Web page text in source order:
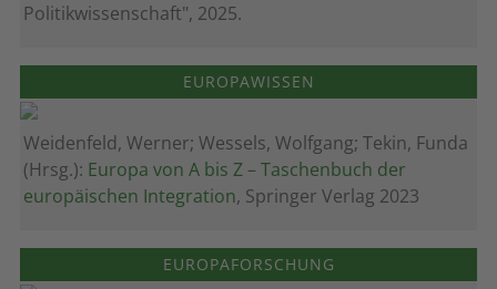
Politikwissenschaft", 2025.
EUROPAWISSEN
Weidenfeld, Werner; Wessels, Wolfgang; Tekin, Funda
(Hrsg.): Europa von A bis Z – Taschenbuch der
europäischen Integration, Springer Verlag 2023
EUROPAFORSCHUNG